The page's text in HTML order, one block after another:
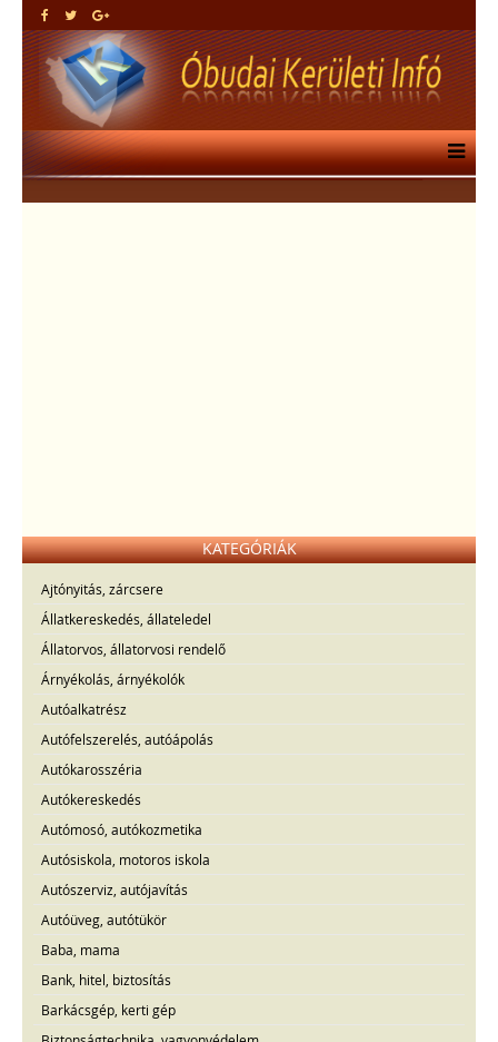
KATEGÓRIÁK
Ajtónyitás, zárcsere
Állatkereskedés, állateledel
Állatorvos, állatorvosi rendelő
Árnyékolás, árnyékolók
Autóalkatrész
Autófelszerelés, autóápolás
Autókarosszéria
Autókereskedés
Autómosó, autókozmetika
Autósiskola, motoros iskola
Autószerviz, autójavítás
Autóüveg, autótükör
Baba, mama
Bank, hitel, biztosítás
Barkácsgép, kerti gép